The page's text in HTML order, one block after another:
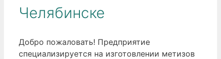
Челябинске
Добро пожаловать! Предприятие
специализируется на изготовлении метизов